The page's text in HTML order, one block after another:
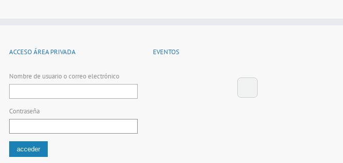
ACCESO ÁREA PRIVADA
Nombre de usuario o correo electrónico
Contraseña
EVENTOS